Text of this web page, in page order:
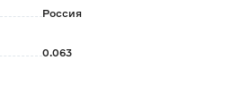
Россия
0.063